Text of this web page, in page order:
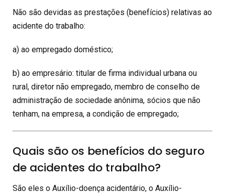
Não são devidas as prestações (benefícios) relativas ao
acidente do trabalho:
a) ao empregado doméstico;
b) ao empresário: titular de firma individual urbana ou
rural, diretor não empregado, membro de conselho de
administração de sociedade anônima, sócios que não
tenham, na empresa, a condição de empregado;
Quais são os benefícios do seguro
de acidentes do trabalho?
São eles o Auxílio-doença acidentário, o Auxílio-